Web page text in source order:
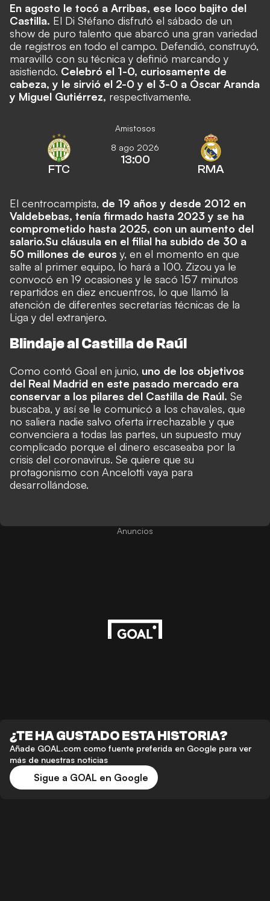
En agosto le tocó a Arribas, ese loco bajito del
Castilla. El Di Stéfano disfrutó el sábado de un
show de puro talento que abarcó una gran variedad
de registros en todo el campo. Defendió, construyó,
maravilló con su técnica y definió marcando y
asistiendo. Celebró el 1-0, curiosamente de
cabeza, y le sirvió el 2-0 y el 3-0 a Óscar Aranda
y Miguel Gutiérrez, respectivamente.
Amistosos
FTC
8 ago 2026
13:00
RMA
El centrocampista, de 19 años y desde 2012 en
Valdebebas, tenía firmado hasta 2023 y se ha
comprometido hasta 2025, con un aumento del
salario.Su cláusula en el filial ha subido de 30 a
50 millones de euros y, en el momento en que
salte al primer equipo, lo hará a 100. Zizou ya le
convocó en 19 ocasiones y le sacó 157 minutos
repartidos en diez encuentros, lo que llamó la
atención de diferentes secretarías técnicas de la
Liga y del extranjero.
Blindaje al Castilla de Raúl
Como contó Goal en junio, uno de los objetivos
del Real Madrid en este pasado mercado era
conservar a los pilares del Castilla de Raúl. Se
buscaba, y así se le comunicó a los chavales, que
no saliera nadie salvo oferta irrechazable y que
convenciera a todas las partes, un supuesto muy
complicado porque el dinero escaseaba por la
crisis del coronavirus. Se quiere que su
protagonismo con Ancelotti vaya para
desarrollándose.
Anuncios
¿TE HA GUSTADO ESTA HISTORIA?
Añade GOAL.com como fuente preferida en Google para ver
más de nuestras noticias
Sigue a GOAL en Google